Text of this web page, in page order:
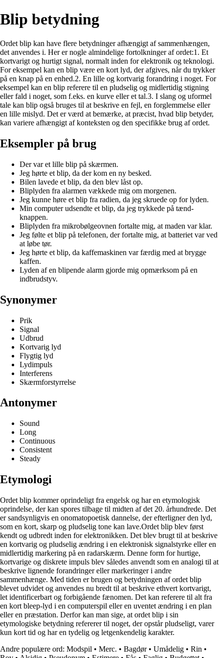
Blip betydning
Ordet blip kan have flere betydninger afhængigt af sammenhængen,
det anvendes i. Her er nogle almindelige fortolkninger af ordet:1. Et
kortvarigt og hurtigt signal, normalt inden for elektronik og teknologi.
For eksempel kan en blip være en kort lyd, der afgives, når du trykker
på en knap på en enhed.2. En lille og kortvarig forandring i noget. For
eksempel kan en blip referere til en pludselig og midlertidig stigning
eller fald i noget, som f.eks. en kurve eller et tal.3. I slang og uformel
tale kan blip også bruges til at beskrive en fejl, en forglemmelse eller
en lille mislyd. Det er værd at bemærke, at præcist, hvad blip betyder,
kan variere afhængigt af konteksten og den specifikke brug af ordet.
Eksempler på brug
Der var et lille blip på skærmen.
Jeg hørte et blip, da der kom en ny besked.
Bilen lavede et blip, da den blev låst op.
Bliplyden fra alarmen vækkede mig om morgenen.
Jeg kunne høre et blip fra radien, da jeg skruede op for lyden.
Min computer udsendte et blip, da jeg trykkede på tænd-
knappen.
Bliplyden fra mikrobølgeovnen fortalte mig, at maden var klar.
Jeg følte et blip på telefonen, der fortalte mig, at batteriet var ved
at løbe tør.
Jeg hørte et blip, da kaffemaskinen var færdig med at brygge
kaffen.
Lyden af en blipende alarm gjorde mig opmærksom på en
indbrudstyv.
Synonymer
Prik
Signal
Udbrud
Kortvarig lyd
Flygtig lyd
Lydimpuls
Interferens
Skærmforstyrrelse
Antonymer
Sound
Long
Continuous
Consistent
Steady
Etymologi
Ordet blip kommer oprindeligt fra engelsk og har en etymologisk
oprindelse, der kan spores tilbage til midten af det 20. århundrede. Det
er sandsynligvis en onomatopoetisk dannelse, der efterligner den lyd,
som en kort, skarp og pludselig tone kan lave.Ordet blip blev først
kendt og udbredt inden for elektronikken. Det blev brugt til at beskrive
en kortvarig og pludselig ændring i en elektronisk signalstyrke eller en
midlertidig markering på en radarskærm. Denne form for hurtige,
kortvarige og diskrete impuls blev således anvendt som en analogi til at
beskrive lignende forandringer eller markeringer i andre
sammenhænge. Med tiden er brugen og betydningen af ordet blip
blevet udvidet og anvendes nu bredt til at beskrive ethvert kortvarigt,
let identificerbart og forbigående fænomen. Det kan referere til alt fra
en kort bleep-lyd i en computerspil eller en uventet ændring i en plan
eller en præstation. Derfor kan man sige, at ordet blip i sin
etymologiske betydning refererer til noget, der opstår pludseligt, varer
kun kort tid og har en tydelig og letgenkendelig karakter.
Andre populære ord: Modspil • Merc. • Bagdør• Umådelig • Rin •